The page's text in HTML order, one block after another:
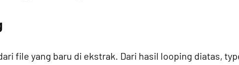
file yang baru di ekstrak. Dari hasil looping diatas,